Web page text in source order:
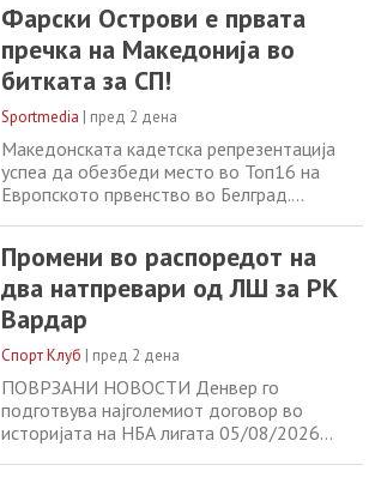
Факундо Кампацо повторно во дресот на
Ц. Звезда?! 05/08/2026 Мурињо децидно
му рекол на Камавинга да замине од
Мадрид 05/08/2026
Фарски Острови е првата
пречка на Македонија во
битката за СП!
Sportmedia | пред 2 дена
Македонската кадетска репрезентација
успеа да обезбеди место во Топ16 на
Европското првенство во Белград.
трите порази на стартот и се најдоа во
позиција да се борат за место на
Светското првенство 2027 година. Прв
противник во битката за пласман од 9. до
16. место е селекцијата
Промени во распоредот на
два натпревари од ЛШ за РК
Вардар
Спорт Клуб | пред 2 дена
ПОВРЗАНИ НОВОСТИ Денвер го
подготвува најголемиот договор во
историјата на НБА лигата 05/08/2026